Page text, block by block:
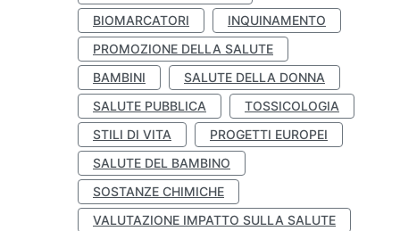
BIOMARCATORI
INQUINAMENTO
PROMOZIONE DELLA SALUTE
BAMBINI
SALUTE DELLA DONNA
SALUTE PUBBLICA
TOSSICOLOGIA
STILI DI VITA
PROGETTI EUROPEI
SALUTE DEL BAMBINO
SOSTANZE CHIMICHE
VALUTAZIONE IMPATTO SULLA SALUTE